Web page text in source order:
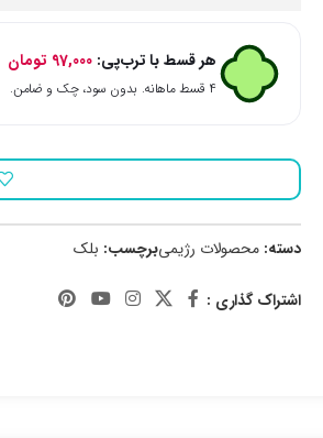
هر قسط با ترب‌پی:97,000 تومان
۴ قسط ماهانه. بدون سود، چک و ضامن.
دسته: محصولات رژیمیبرچسب: بلک
اشتراک گذاری :